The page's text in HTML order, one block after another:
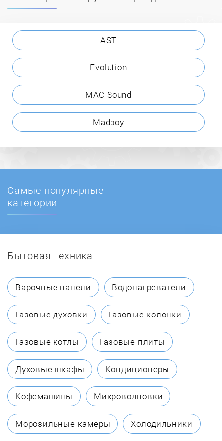
AST
Evolution
MAC Sound
Madboy
Самые популярные
категории
Бытовая техника
Варочные панели Водонагреватели
Газовые духовки Газовые колонки
Газовые котлы Газовые плиты
Духовые шкафы Кондиционеры
Кофемашины Микроволновки
Морозильные камеры Холодильники